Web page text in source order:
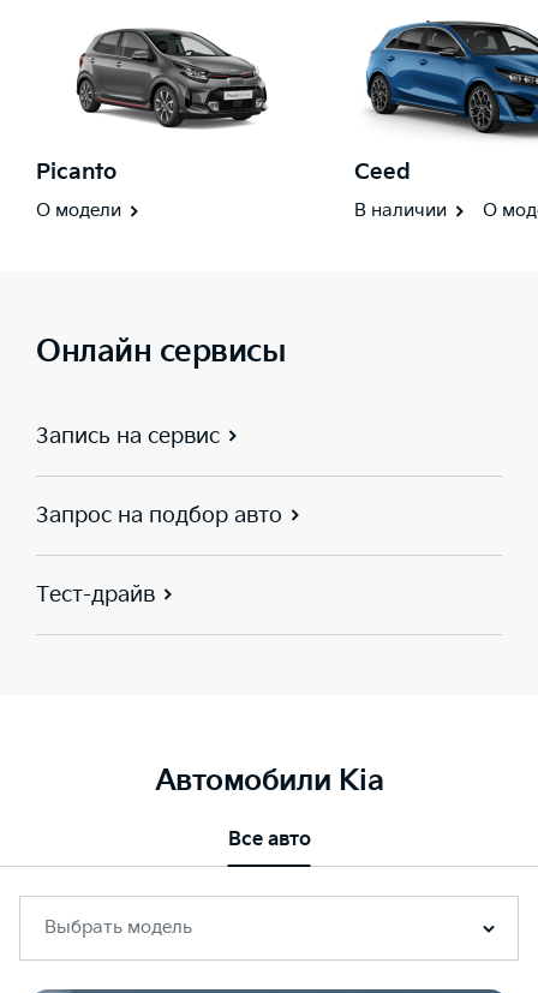
Picanto
О модели
Ceed
В наличии О
Онлайн сервисы
Запись на сервис
Запрос на подбор авто
Тест-драйв
Автомобили Kia
Все авто
Выбрать модель